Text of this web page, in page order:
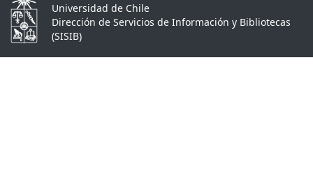
Universidad de Chile
Dirección de Servicios de Información y Bibliotecas
(SISIB)